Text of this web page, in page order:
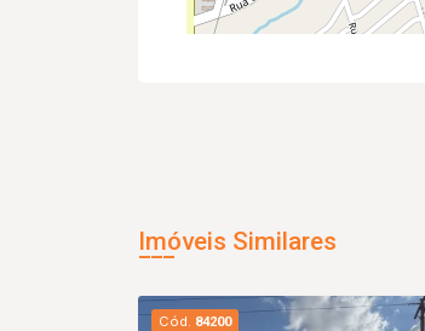
Imóveis Similares
Cód. 84200